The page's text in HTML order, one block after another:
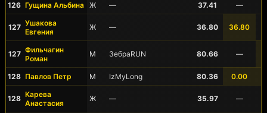
126 Гущина Альбина Ж — 37.41 —
127 Ушакова
Евгения
Ж — 36.80 36.80
127 Фильчагин
Роман
М ЗебраRUN 80.66 —
128 Павлов Петр М IzMyLong 80.36 0.00
128 Карева
Анастасия
Ж — 35.97 —